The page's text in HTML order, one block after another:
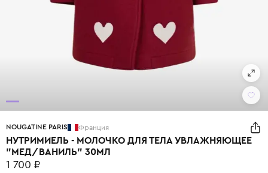
NOUGATINE PARIS Франция
НУТРИМИЕЛЬ - МОЛОЧКО ДЛЯ ТЕЛА УВЛАЖНЯЮЩЕЕ
"МЕД/ВАНИЛЬ" 30МЛ
1 700 ₽